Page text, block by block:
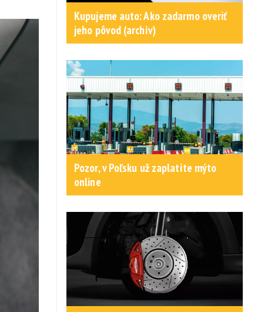
Kupujeme auto: Ako zadarmo overiť
jeho pôvod (archív)
Pozor, v Poľsku už zaplatíte mýto
online